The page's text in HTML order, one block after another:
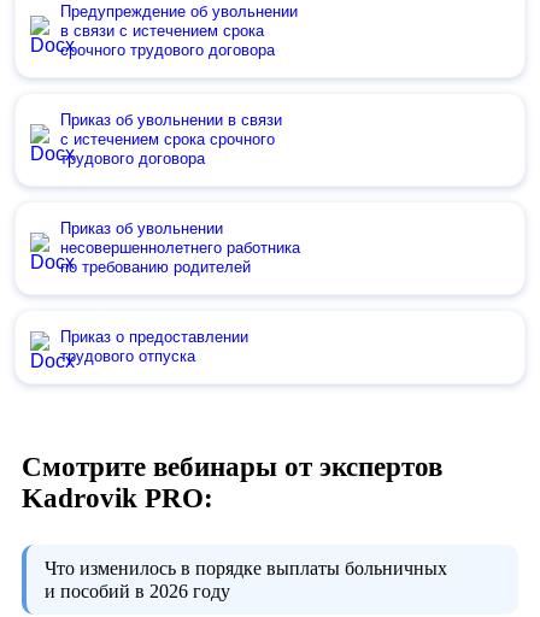
Предупреждение об увольнении
в связи с истечением срока
срочного трудового договора
Приказ об увольнении в связи
с истечением срока срочного
трудового договора
Приказ об увольнении
несовершеннолетнего работника
по требованию родителей
Приказ о предоставлении
трудового отпуска
Смотрите вебинары от экспертов
Kadrovik PRO:
Что изменилось в порядке выплаты больничных
и пособий в 2026 году